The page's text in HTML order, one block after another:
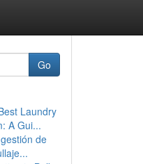
Go
Laundry
A Gui...
de